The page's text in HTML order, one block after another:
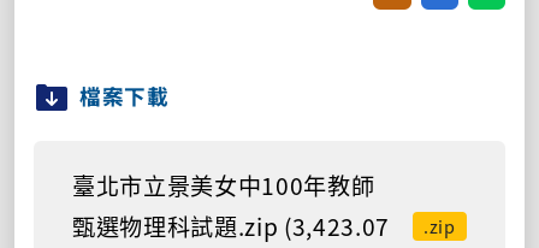
檔案下載
臺北市立景美女中100年教師
甄選物理科試題.zip (3,423.07
.zip